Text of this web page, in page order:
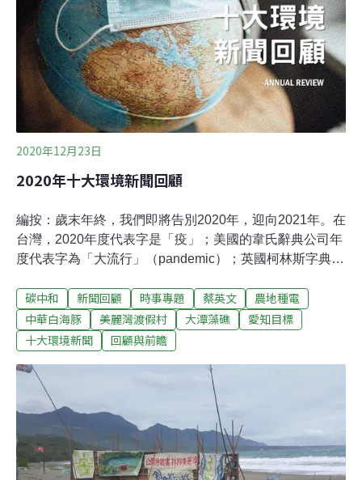
6.29億元買回 環團：財團損失不應全民買單
2020年12月23日
2020年十大環境新聞回顧
編按：歲末年終，我們即將告別2020年，迎向2021年。在
台灣，2020年度代表字是「疫」；美國的韋氏辭典公司年
度代表字為「大流行」（pandemic）；英國柯林斯字典則
之中，而疫病的發生就與環境破壞息息相關。同時，面對
地球今年有可能再創高溫紀錄，亞洲各國也紛紛宣布了碳
中和目標，更積極面對氣候變遷議題。這一年我們也經歷
了總統選舉、藻礁損毀和白海豚棲地劃設等國內大事。以
下，《環境資訊中心》以台灣和全球為尺度，篩選出2020
年十則重大環境事件，並首度將新聞回顧製成影片，提供
讀者新的訊息接收媒介。武漢肺炎，逃離瘟疫世代武漢肺
炎（2019新型冠狀病毒、COVID-19）疫情席捲全球，人
類度過了劇變的一年。在慶幸台灣防疫有成之餘，無法忽
視的是來自科學家的提醒——若大規模人為開發持續，還
碳中和 新聞回顧 時事專題 蔡英文
農地種電
中華白海豚
美麗灣渡假村 大潭藻礁
愛知目標
十大環境新聞
回顧與前瞻